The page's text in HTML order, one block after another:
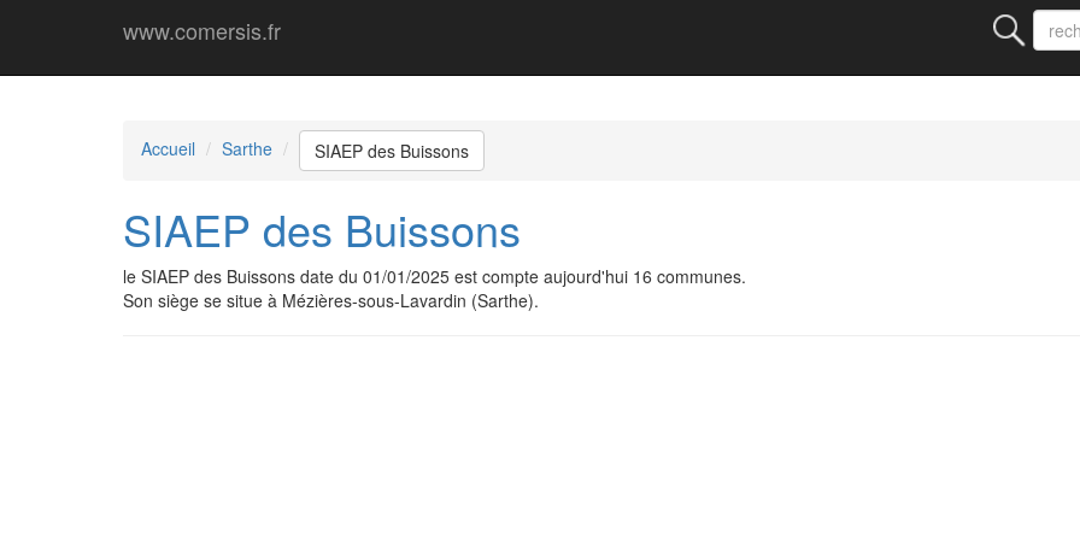
www.comersis.fr
Accueil Sarthe SIAEP des Buissons
SIAEP des Buissons
le SIAEP des Buissons date du 01/01/2025 est compte aujourd'hui 16 communes.
Son siège se situe à Mézières-sous-Lavardin (Sarthe).